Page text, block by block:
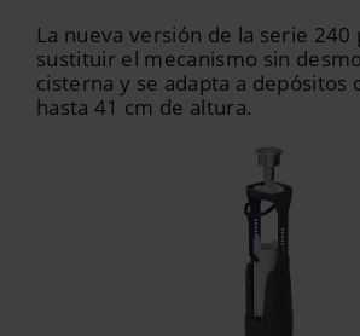
La nueva versión de la serie
sustituir el mecanismo sin
cisterna y se adapta a depósitos
hasta 41 cm de altura.